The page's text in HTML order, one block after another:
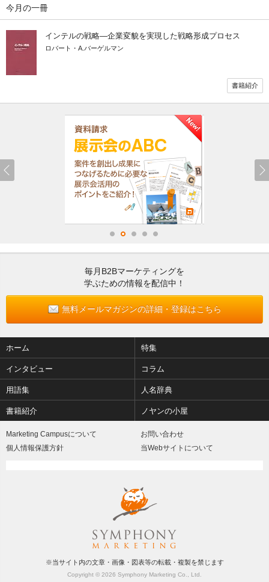
今月の一冊
インテルの戦略―企業変貌を実現した戦略形成プロセス
ロバート・A.バーゲルマン
書籍紹介
毎月B2Bマーケティングを
学ぶための情報を配信中！
無料メールマガジンの詳細・登録はこちら
ホーム 特集
インタビュー コラム
用語集 人名辞典
書籍紹介 ノヤンの小屋
Marketing Campusについて
お問い合わせ
個人情報保護方針
当Webサイトについて
※当サイト内の文章・画像・図表等の転載・複製を禁じます
Copyright © 2026 Symphony Marketing Co., Ltd.